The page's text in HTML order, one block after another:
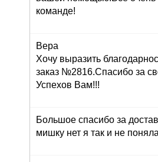
команде!
Вера
Хочу выразить
заказ №2816.Спасибо за
Успехов Вам!!!
Большое спасибо за
мишку нет я так и не